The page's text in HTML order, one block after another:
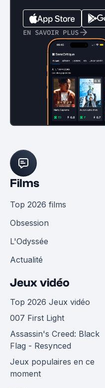
EN SAVOIR PLUS
Films
Top 2026 films
Obsession
L'Odyssée
Actualité
Jeux vidéo
Top 2026 Jeux vidéo
007 First Light
Assassin's Creed: Black
Flag - Resynced
Jeux populaires en ce
moment